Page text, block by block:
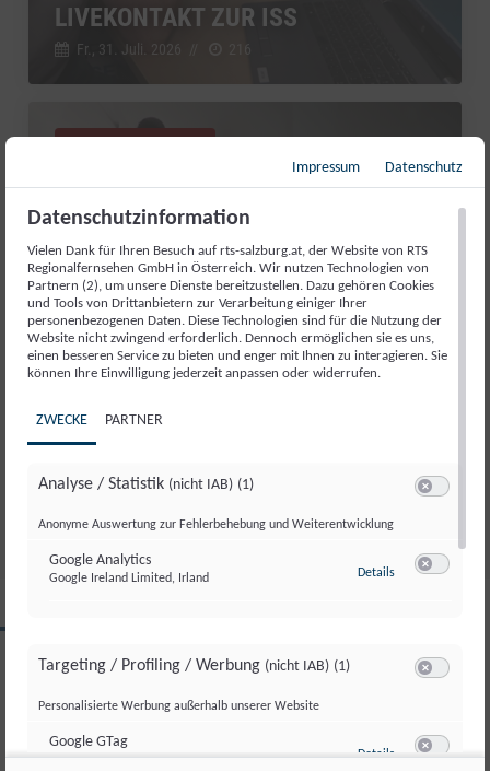
LIVEKONTAKT ZUR ISS
Fr., 31. Juli. 2026
GUT AIDERBICHL: LIEBLINGSTIER
Salzburg Magazin
Impressum Datenschutz
Datenschutzinformation
Vielen Dank für Ihren Besuch auf rts-salzburg.at, der Website von RTS
Regionalfernsehen GmbH in Österreich. Wir nutzen Technologien von
Partnern (2), um unsere Dienste bereitzustellen. Dazu gehören Cookies
und Tools von Drittanbietern zur Verarbeitung einiger Ihrer
personenbezogenen Daten. Diese Technologien sind für die Nutzung der
Website nicht zwingend erforderlich. Dennoch ermöglichen sie es uns,
einen besseren Service zu bieten und enger mit Ihnen zu interagieren. Sie
können Ihre Einwilligung jederzeit anpassen oder widerrufen.
ZWECKE PARTNER
Analyse / Statistik (nicht IAB) (1)
Anonyme Auswertung zur Fehlerbehebung und Weiterentwicklung
Google Analytics
Google Ireland Limited, Irland Details zu Google
Targeting / Profiling / Werbung (nicht IAB) (1)
Personalisierte Werbung außerhalb unserer Website
Google GTag
Google Ireland Limited, Irland Details zu Google GTag
Switch zum